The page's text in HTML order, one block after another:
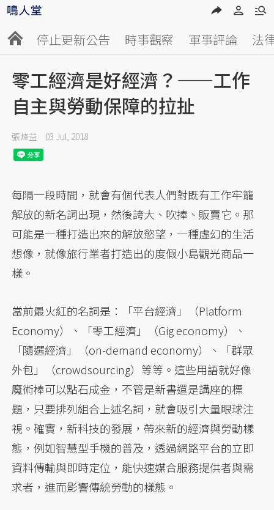
停止更新公告 時事觀察 軍事評論 法
零工經濟是好經濟？——工作
自主與勞動保障的拉扯
張烽益 03 Jul, 2018
每隔一段時間，就會有個代表人們對既有工作牢籠
解放的新名詞出現，然後誇大、吹捧、販賣它。那
可能是一種打造出來的解放慾望，一種虛幻的生活
想像，就像旅行業者打造出的度假小島觀光商品一
樣。
當前最火紅的名詞是：「平台經濟」（Platform
Economy）、「零工經濟」（Gig economy）、
「隨選經濟」（on-demand economy）、「群眾
外包」（crowdsourcing）等等。這些用語就好像
魔術棒可以點石成金，不管是新書還是講座的標
題，只要排列組合上述名詞，就會吸引大量眼球注
視。確實，新科技的發展，帶來新的經濟與勞動樣
態，例如智慧型手機的普及，透過網路平台的立即
資料傳輸與即時定位，能快速媒合服務提供者與需
求者，進而影響傳統勞動的樣態。